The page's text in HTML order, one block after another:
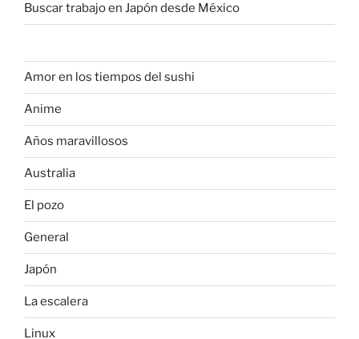
Buscar trabajo en Japón desde México
Amor en los tiempos del sushi
Anime
Años maravillosos
Australia
El pozo
General
Japón
La escalera
Linux